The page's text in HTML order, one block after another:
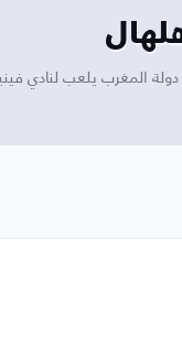
المغرب يلعب لنادي